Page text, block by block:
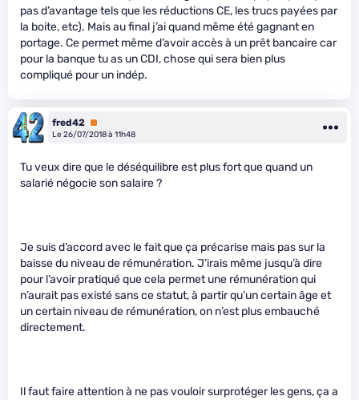
pas d’avantage tels que les réductions CE, les trucs payées par
la boite, etc). Mais au final j’ai quand même été gagnant en
portage. Ce permet même d’avoir accès à un prêt bancaire car
pour la banque tu as un CDI, chose qui sera bien plus
compliqué pour un indép.
fred42 Premium
Le 26/07/2018 à 11h48
Tu veux dire que le déséquilibre est plus fort que quand un
salarié négocie son salaire ?
Je suis d’accord avec le fait que ça précarise mais pas sur la
baisse du niveau de rémunération. J’irais même jusqu’à dire
pour l’avoir pratiqué que cela permet une rémunération qui
n’aurait pas existé sans ce statut, à partir qu’un certain âge et
un certain niveau de rémunération, on n’est plus embauché
directement.
Il faut faire attention à ne pas vouloir surprotéger les gens, ça a